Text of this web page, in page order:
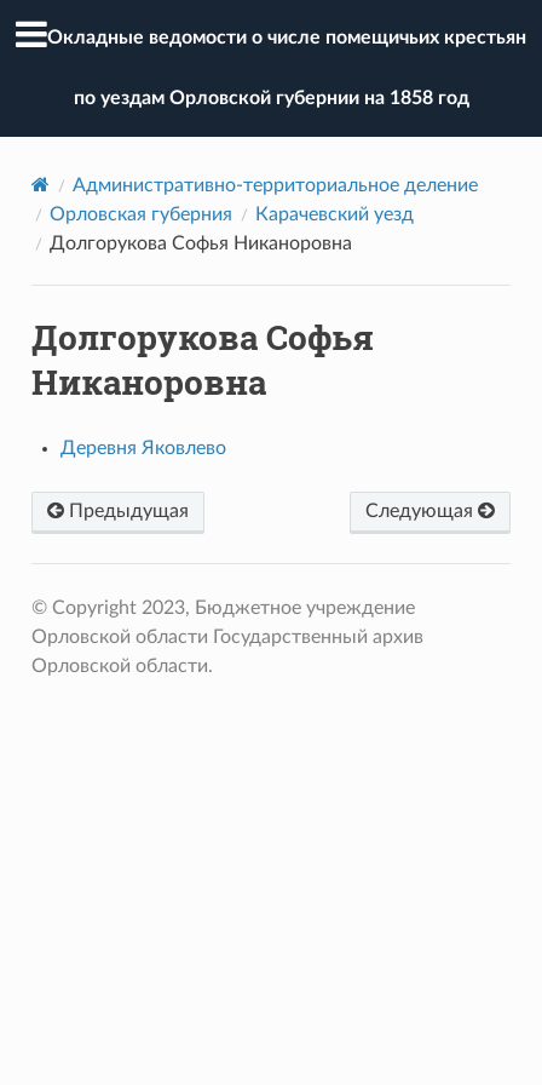
Окладные ведомости о числе помещичьих крестьян
по уездам Орловской губернии на 1858 год
Административно-территориальное деление
Орловская губерния
Карачевский уезд
Долгорукова Софья Никаноровна
Долгорукова Софья
Никаноровна
Деревня Яковлево
Предыдущая Следующая
© Copyright 2023, Бюджетное учреждение
Орловской области Государственный архив
Орловской области.